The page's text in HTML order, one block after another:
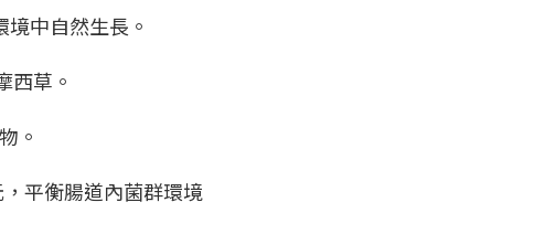
中自然生長。
西草。
。
平衡腸道內菌群環境